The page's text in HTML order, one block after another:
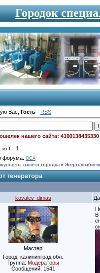
Городок
Вас Гость· RSS
нашего сайта: 4100138435330
из 1
1
форума: OCA
нашего городка »
генератора
kovalev_dimas
Мастер
Город: калининград обл.
Группа: Модераторы
Сообщений: 1541
В